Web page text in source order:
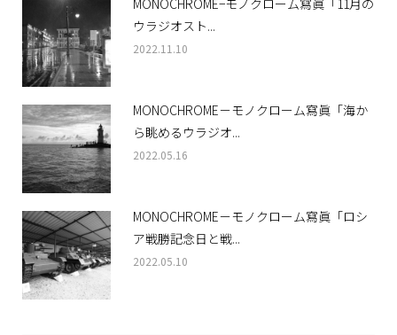
MONOCHROME−モノクローム寫眞「11月の
ウラジオスト...
2022.11.10
MONOCHROME－モノクローム寫眞「海か
ら眺めるウラジオ...
2022.05.16
MONOCHROME－モノクローム寫眞「ロシ
ア戦勝記念日と戦...
2022.05.10